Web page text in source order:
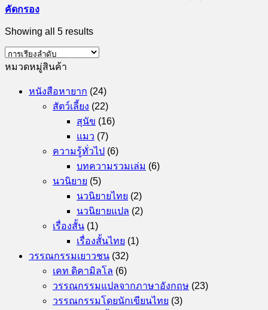
คัดกรอง
Showing all 5 results
หมวดหมู่สินค้า
หนังสือหายาก (24)
สัตว์เลี้ยง (22)
สุนัข (16)
แมว (7)
ความรู้ทั่วไป (6)
บทความรวมเล่ม (6)
นวนิยาย (5)
นวนิยายไทย (2)
นวนิยายแปล (2)
เรื่องสั้น (1)
เรื่องสั้นไทย (1)
วรรณกรรมเยาวชน (32)
เคท ดิคามิลโล (6)
วรรณกรรมแปลจากภาษาอังกฤษ (23)
วรรณกรรมโดยนักเขียนไทย (3)